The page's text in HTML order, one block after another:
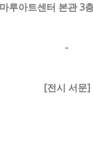
마루아트센터 본관 3
-
[전시 서문]